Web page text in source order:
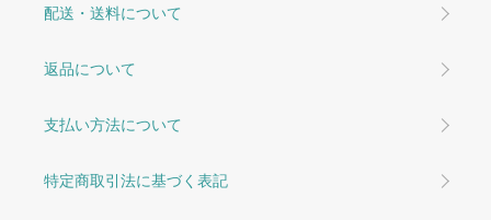
配送・送料について
返品について
支払い方法について
特定商取引法に基づく表記